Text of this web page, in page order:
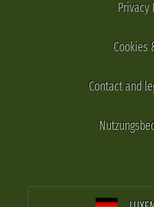
Privacy
Cookies
Contact and